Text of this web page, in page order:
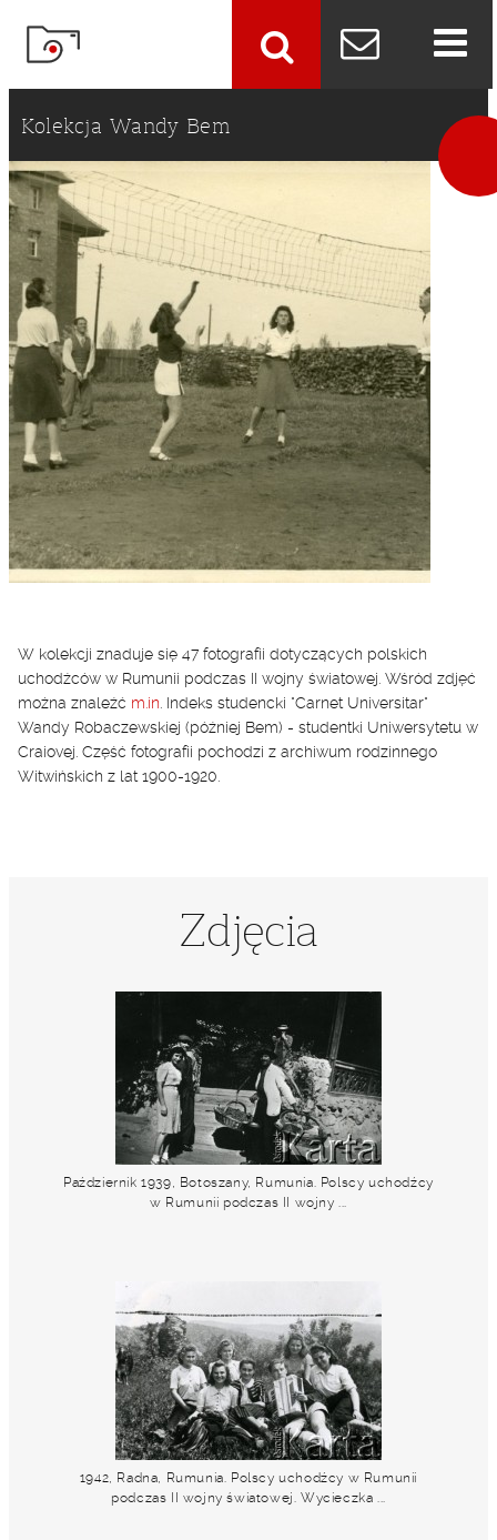
Kolekcja Wandy Bem
W kolekcji znaduje się 47 fotografii dotyczących polskich
uchodźców w Rumunii podczas II wojny światowej. Wśród zdjęć
można znaleźć m.in . Indeks studencki "Carnet Universitar"
Wandy Robaczewskiej (później Bem) - studentki Uniwersytetu w
Craiovej. Część fotografii pochodzi z archiwum rodzinnego
Witwińskich z lat 1900-1920.
Zdjęcia
Październik 1939, Botoszany, Rumunia. Polscy uchodźcy
w Rumunii podczas II wojny ...
1942, Radna, Rumunia. Polscy uchodźcy w Rumunii
podczas II wojny światowej. Wycieczka ...